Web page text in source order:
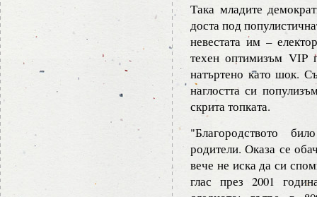
Така младите
доста под
невестата им –
техен оптимизъм VIP
натъртено като шок.
наглостта си
скрита топката.
"Благородството
родители. Оказа се
вече не иска да си
глас през 2001